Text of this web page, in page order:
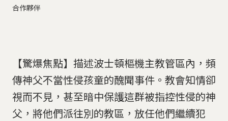
合作夥伴
【驚爆焦點】描述波士頓樞機主教管區內，頻
傳神父不當性侵孩童的醜聞事件。教會知情卻
視而不見，甚至暗中保護這群被指控性侵的神
父，將他們派往別的教區，放任他們繼續犯